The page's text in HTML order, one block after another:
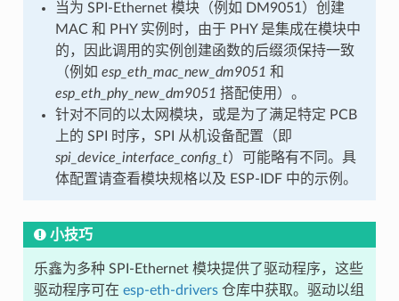
当为 SPI-Ethernet 模块（例如 DM9051）创建
MAC 和 PHY 实例时，由于 PHY 是集成在模块中
的，因此调用的实例创建函数的后缀须保持一致
（例如 esp_eth_mac_new_dm9051 和
esp_eth_phy_new_dm9051 搭配使用）。
针对不同的以太网模块，或是为了满足特定 PCB
上的 SPI 时序，SPI 从机设备配置（即
spi_device_interface_config_t）可能略有不同。具
体配置请查看模块规格以及 ESP-IDF 中的示例。
小技巧
乐鑫为多种 SPI-Ethernet 模块提供了驱动程序，这些
驱动程序可在 esp-eth-drivers仓库中获取。驱动以组